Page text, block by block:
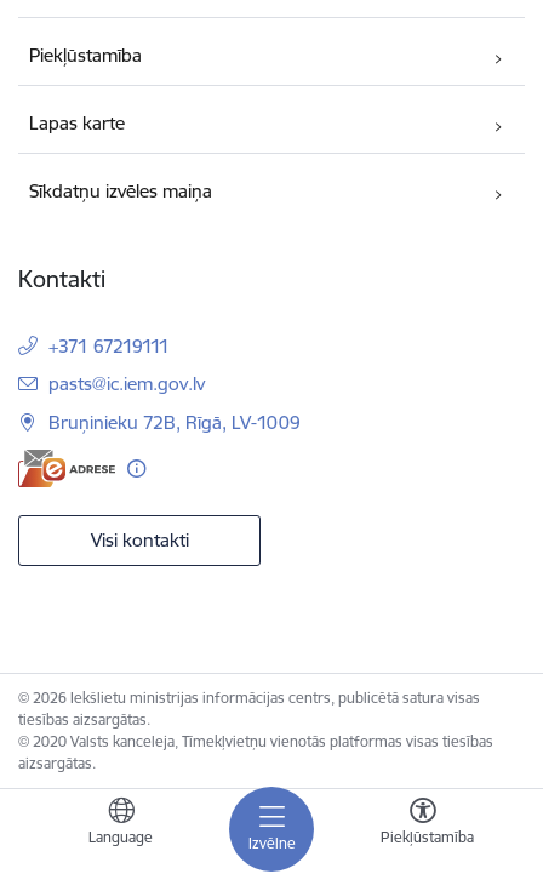
Izvēlne
Language Piekļūstamība
Piekļūstamība
Lapas karte
Sīkdatņu izvēles maiņa
Kontakti
+371 67219111
E-pasts:
pasts@ic.iem.gov.lv
Bruņinieku 72B, Rīgā, LV-1009
Visi kontakti
© 2026 Iekšlietu ministrijas informācijas centrs, publicētā satura visas
tiesības aizsargātas.
© 2020 Valsts kanceleja, Tīmekļvietņu vienotās platformas visas tiesības
aizsargātas.